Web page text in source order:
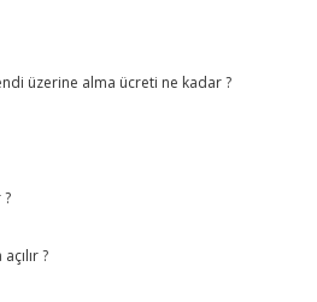
üzerine alma ücreti ne kadar ?
?